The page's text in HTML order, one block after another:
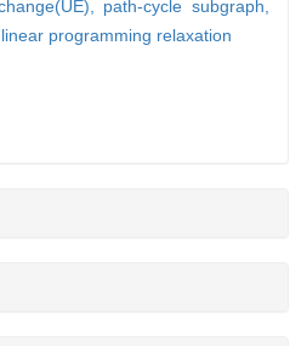
path-cycle subgraph,
linear programming relaxation